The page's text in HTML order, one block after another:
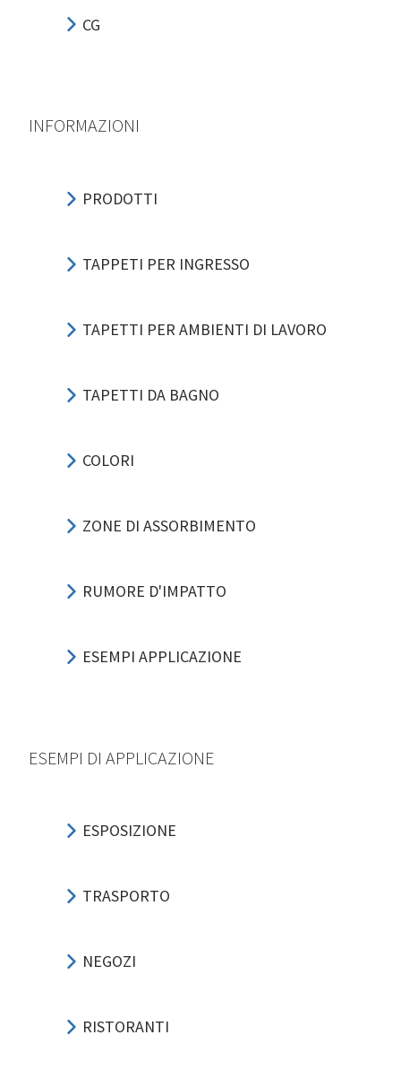
CG
INFORMAZIONI
PRODOTTI
TAPPETI PER INGRESSO
TAPETTI PER AMBIENTI DI LAVORO
TAPETTI DA BAGNO
COLORI
ZONE DI ASSORBIMENTO
RUMORE D'IMPATTO
ESEMPI APPLICAZIONE
ESEMPI DI APPLICAZIONE
ESPOSIZIONE
TRASPORTO
NEGOZI
RISTORANTI